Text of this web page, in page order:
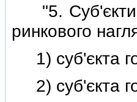
"5. Суб'єкти
ринкового
1) суб'єкта
2) суб'єкта